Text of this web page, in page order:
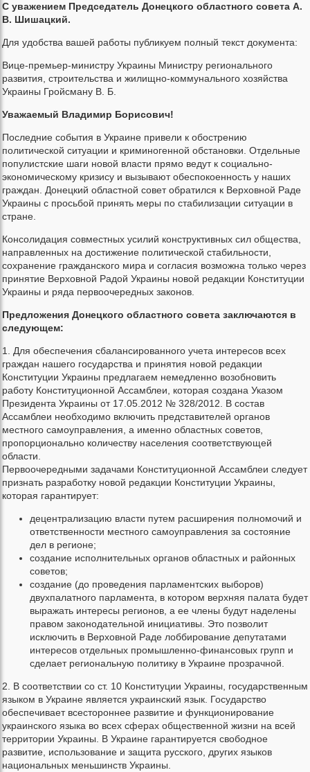
С уважением Председатель Донецкого областного совета А.
В. Шишацкий.
Для удобства вашей работы публикуем полный текст документа:
Вице-премьер-министру Украины Министру регионального
развития, строительства и жилищно-коммунального хозяйства
Украины Гройсману В. Б.
Уважаемый Владимир Борисович!
Последние события в Украине привели к обострению
политической ситуации и криминогенной обстановки. Отдельные
популистские шаги новой власти прямо ведут к социально-
экономическому кризису и вызывают обеспокоенность у наших
граждан. Донецкий областной совет обратился к Верховной Раде
Украины с просьбой принять меры по стабилизации ситуации в
стране.
Консолидация совместных усилий конструктивных сил общества,
направленных на достижение политической стабильности,
сохранение гражданского мира и согласия возможна только через
принятие Верховной Радой Украины новой редакции Конституции
Украины и ряда первоочередных законов.
Предложения Донецкого областного совета заключаются в
следующем:
1. Для обеспечения сбалансированного учета интересов всех
граждан нашего государства и принятия новой редакции
Конституции Украины предлагаем немедленно возобновить
работу Конституционной Ассамблеи, которая создана Указом
Президента Украины от 17.05.2012 № 328/2012. В состав
Ассамблеи необходимо включить представителей органов
местного самоуправления, а именно областных советов,
пропорционально количеству населения соответствующей
области.
Первоочередными задачами Конституционной Ассамблеи следует
признать разработку новой редакции Конституции Украины,
которая гарантирует:
децентрализацию власти путем расширения полномочий и
ответственности местного самоуправления за состояние
дел в регионе;
создание исполнительных органов областных и районных
советов;
создание (до проведения парламентских выборов)
двухпалатного парламента, в котором верхняя палата будет
выражать интересы регионов, а ее члены будут наделены
правом законодательной инициативы. Это позволит
исключить в Верховной Раде лоббирование депутатами
интересов отдельных промышленно-финансовых групп и
сделает региональную политику в Украине прозрачной.
2. В соответствии со ст. 10 Конституции Украины, государственным
языком в Украине является украинский язык. Государство
обеспечивает всестороннее развитие и функционирование
украинского языка во всех сферах общественной жизни на всей
территории Украины. В Украине гарантируется свободное
развитие, использование и защита русского, других языков
национальных меньшинств Украины.